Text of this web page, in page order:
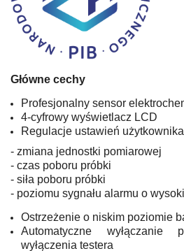
Główne cechy
Profesjonalny sensor
4-cyfrowy wyświetlacz LCD
Regulacje ustawień
- zmiana jednostki pomiarowej
- czas poboru próbki
- siła poboru próbki
- poziomu sygnału alarmu o
Ostrzeżenie o niskim poziomie
Automatyczne wyłączanie
wyłączenia testera